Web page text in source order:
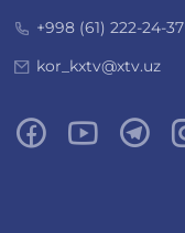
+998 (61) 222-24-37
kor_kxtv@xtv.uz